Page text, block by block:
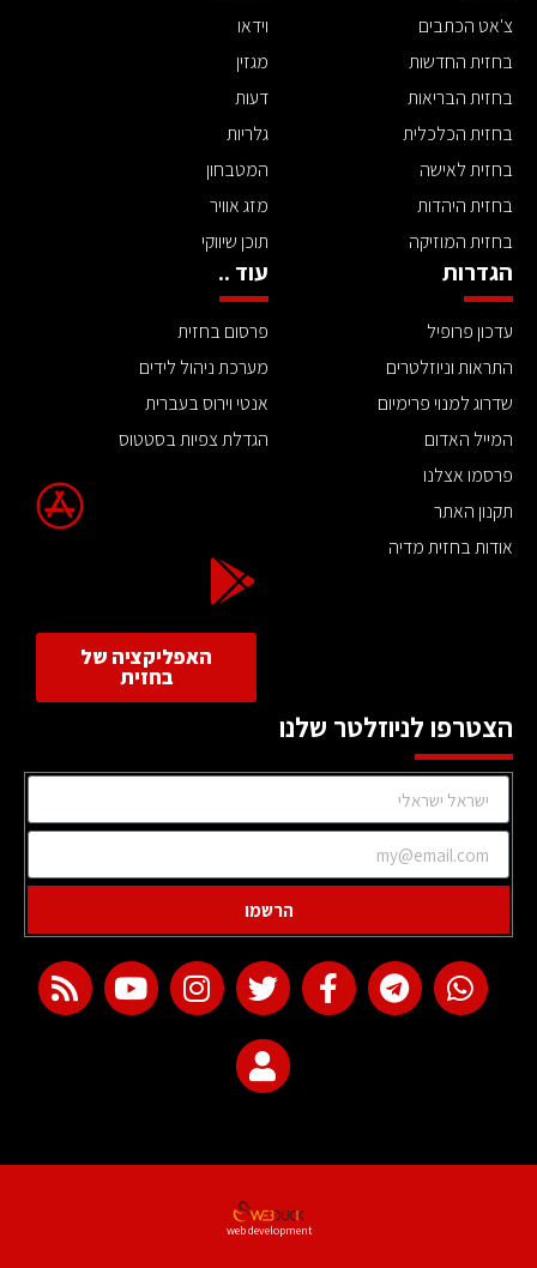
צ'אט הכתבים
בחזית החדשות
בחזית הבריאות
בחזית הכלכלית
בחזית לאישה
בחזית היהדות
בחזית המוזיקה
וידאו
מגזין
דעות
גלריות
המטבחון
מזג אוויר
תוכן שיווקי
הגדרות
עדכון פרופיל
התראות וניוזלטרים
שדרוג למנוי פרימיום
המייל האדום
פרסמו אצלנו
תקנון האתר
אודות בחזית מדיה
עוד ..
פרסום בחזית
מערכת ניהול לידים
אנטי וירוס בעברית
הגדלת צפיות בסטטוס
האפליקציה של
בחזית
הצטרפו לניוזלטר שלנו
הרשמו
web development